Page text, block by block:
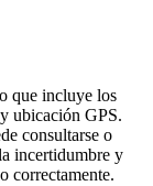
que incluye los
ubicación GPS.
consultarse o
incertidumbre y
correctamente.